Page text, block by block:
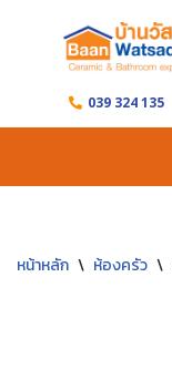
content 039 324 135
หน้าหลัก \ ห้องครัว \